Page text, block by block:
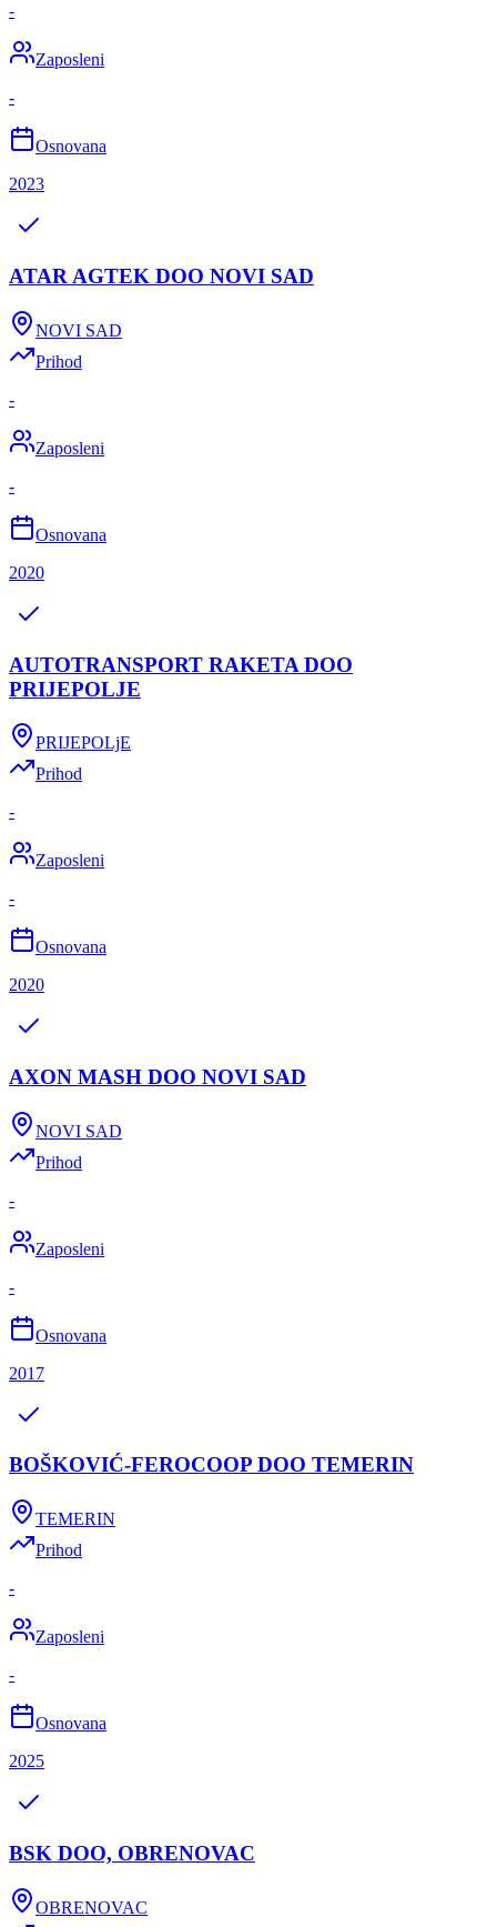
-
Zaposleni
-
Osnovana
2023
ATAR AGTEK DOO NOVI SAD
NOVI SAD
Prihod
-
Zaposleni
-
Osnovana
2020
AUTOTRANSPORT RAKETA DOO
PRIJEPOLJE
PRIJEPOLjE
Prihod
-
Zaposleni
-
Osnovana
2020
AXON MASH DOO NOVI SAD
NOVI SAD
Prihod
-
Zaposleni
-
Osnovana
2017
BOŠKOVIĆ-FEROCOOP DOO TEMERIN
TEMERIN
Prihod
-
Zaposleni
-
Osnovana
2025
BSK DOO, OBRENOVAC
OBRENOVAC